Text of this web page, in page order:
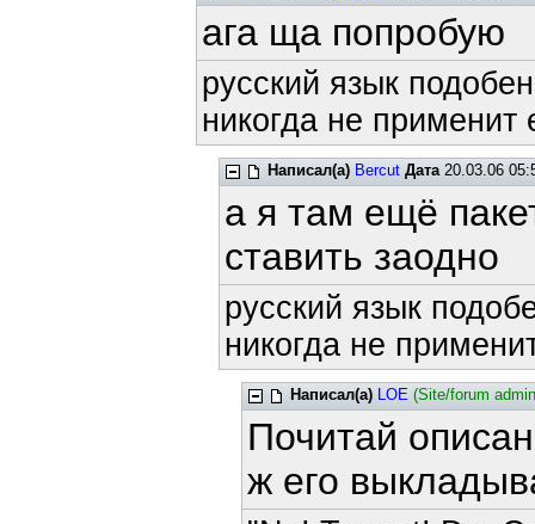
ага ща попробую
русский язык
никогда не применит
Написал(а) Bercut Дата20.03.06
а я там ещё
ставить заодно
русский язык
никогда не
Написал(а) LOE (Site/forum
Почитай
ж его